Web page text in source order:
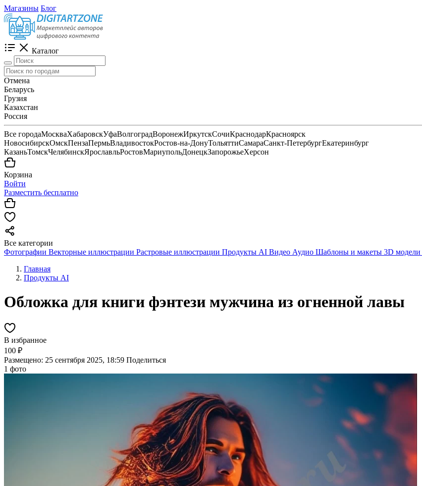
Магазины Блог
Каталог
Отмена
Беларусь
Грузия
Казахстан
Россия
Все городаМоскваХабаровскУфаВолгоградВоронежИркутскСочиКраснодарКрасноярск
НовосибирскОмскПензаПермьВладивостокРостов-на-ДонуТольяттиСамараСанкт-ПетербургЕкатеринбург
КазаньТомскЧелябинскЯрославльРостовМариупольДонецкЗапорожьеХерсон
Корзина
Войти
Разместить бесплатно
Все категории
Фотографии Векторные иллюстрации Растровые иллюстрации Продукты AI Видео Аудио Шаблоны и макеты 3D модели
Главная
Продукты AI
Обложка для книги фэнтези мужчина из огненной лавы
В избранное
100 ₽
Размещено: 25 сентября 2025, 18:59 Поделиться
1 фото